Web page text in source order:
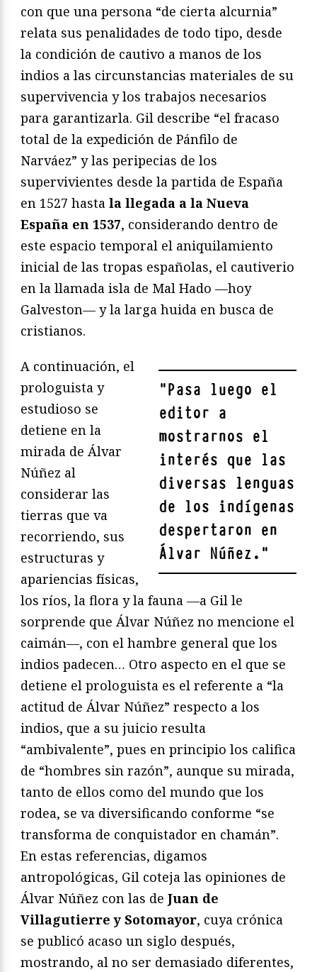
con que una persona “de cierta alcurnia”
relata sus penalidades de todo tipo, desde
la condición de cautivo a manos de los
indios a las circunstancias materiales de su
supervivencia y los trabajos necesarios
para garantizarla. Gil describe “el fracaso
total de la expedición de Pánfilo de
Narváez” y las peripecias de los
supervivientes desde la partida de España
en 1527 hasta la llegada a la Nueva
España en 1537, considerando dentro de
este espacio temporal el aniquilamiento
inicial de las tropas españolas, el cautiverio
en la llamada isla de Mal Hado —hoy
Galveston— y la larga huida en busca de
cristianos.
"Pasa luego el
editor a
mostrarnos el
interés que las
diversas lenguas
de los indígenas
despertaron en
Álvar Núñez. "
A continuación, el
prologuista y
estudioso se
detiene en la
mirada de Álvar
Núñez al
considerar las
tierras que va
recorriendo, sus
estructuras y
apariencias físicas,
los ríos, la flora y la fauna —a Gil le
sorprende que Álvar Núñez no mencione el
caimán—, con el hambre general que los
indios padecen… Otro aspecto en el que se
detiene el prologuista es el referente a “la
actitud de Álvar Núñez” respecto a los
indios, que a su juicio resulta
“ambivalente”, pues en principio los califica
de “hombres sin razón”, aunque su mirada,
tanto de ellos como del mundo que los
rodea, se va diversificando conforme “se
transforma de conquistador en chamán”.
En estas referencias, digamos
antropológicas, Gil coteja las opiniones de
Álvar Núñez con las de Juan de
Villagutierre y Sotomayor, cuya crónica
se publicó acaso un siglo después,
mostrando, al no ser demasiado diferentes,